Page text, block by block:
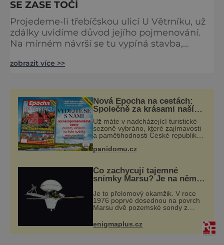
SE ZASE TOČÍ
Projedeme-li třebíčskou ulicí U Větrníku, už
zdálky uvidíme důvod jejího pojmenování.
Na mírném návrší se tu vypíná stavba,
domovině větrných mlýnů. Ale tenhle větrný
mnoho řemeslníků, ale docela velkou část
z nich tvořili koželuhové. Poptávka po jejich
produktech stále ro
zobrazit více >>
Nová Epocha na cestách:
Společně za krásami naší
vlasti
Už máte v nadcházející turistické
sezoně vybráno, které zajímavosti
a pamětihodnosti České republiky
číslo Epochy na cestách, které vám
panidomu.cz
Co zachycují tajemné
snímky Marsu? Je na něm
Je to přelomový okamžik. V roce
1976 poprvé dosednou na povrch
Marsu dvě pozemské sondy z
Viking, které jsou schopny pořídit
fotografie záhadami opředené rudé
enigmaplus.cz